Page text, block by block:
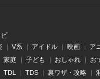
V系 アイドル 映画 ア
家庭 子ども おしゃれ お
TDL TDS 裏ワザ・攻略